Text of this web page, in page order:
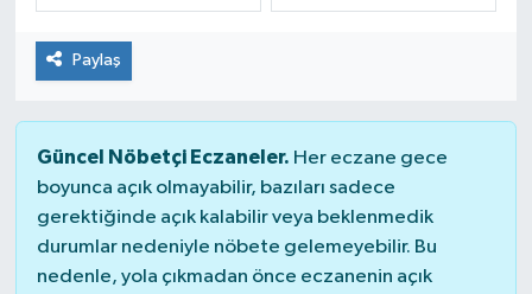
Paylaş
Güncel Nöbetçi Eczaneler. Her eczane gece
boyunca açık olmayabilir, bazıları sadece
gerektiğinde açık kalabilir veya beklenmedik
durumlar nedeniyle nöbete gelemeyebilir. Bu
nedenle, yola çıkmadan önce eczanenin açık